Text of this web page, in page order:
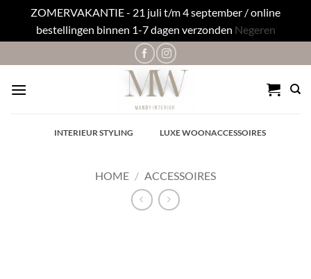
ZOMERVAKANTIE - 21 juli t/m 4 september / online
bestellingen binnen 1-7 dagen verzonden Negeren
naar
inhoud
INTERIEUR STYLING LUXE WOONACCESSOIRES
HOME / ACCESSOIRES